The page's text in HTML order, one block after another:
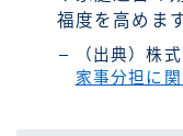
福度を高めます
（出典）株
家事分担に